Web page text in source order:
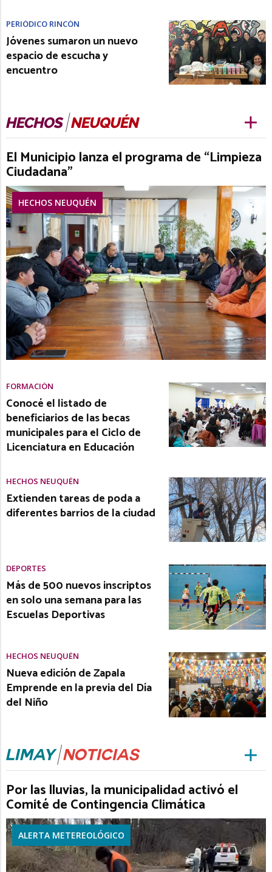
PERIÓDICO RINCÓN
Jóvenes sumaron un nuevo
espacio de escucha y
encuentro
El Municipio lanza el programa de “Limpieza
Ciudadana”
HECHOS NEUQUÉN
FORMACIÓN
Conocé el listado de
beneficiarios de las becas
municipales para el Ciclo de
Licenciatura en Educación
HECHOS NEUQUÉN
Extienden tareas de poda a
diferentes barrios de la ciudad
DEPORTES
Más de 500 nuevos inscriptos
en solo una semana para las
Escuelas Deportivas
HECHOS NEUQUÉN
Nueva edición de Zapala
Emprende en la previa del Día
del Niño
Por las lluvias, la municipalidad activó el
Comité de Contingencia Climática
ALERTA METEREOLÓGICO